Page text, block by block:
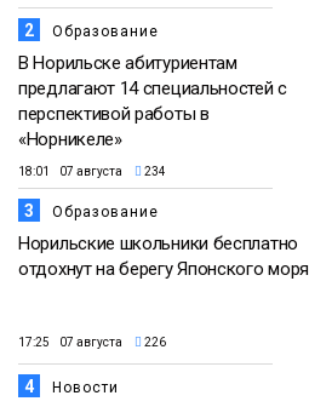
2 Образование
В Норильске абитуриентам
предлагают 14 специальностей с
перспективой работы в
«Норникеле»
18:01 07 августа 234
3 Образование
Норильские школьники бесплатно
отдохнут на берегу Японского моря
17:25 07 августа 226
4 Новости